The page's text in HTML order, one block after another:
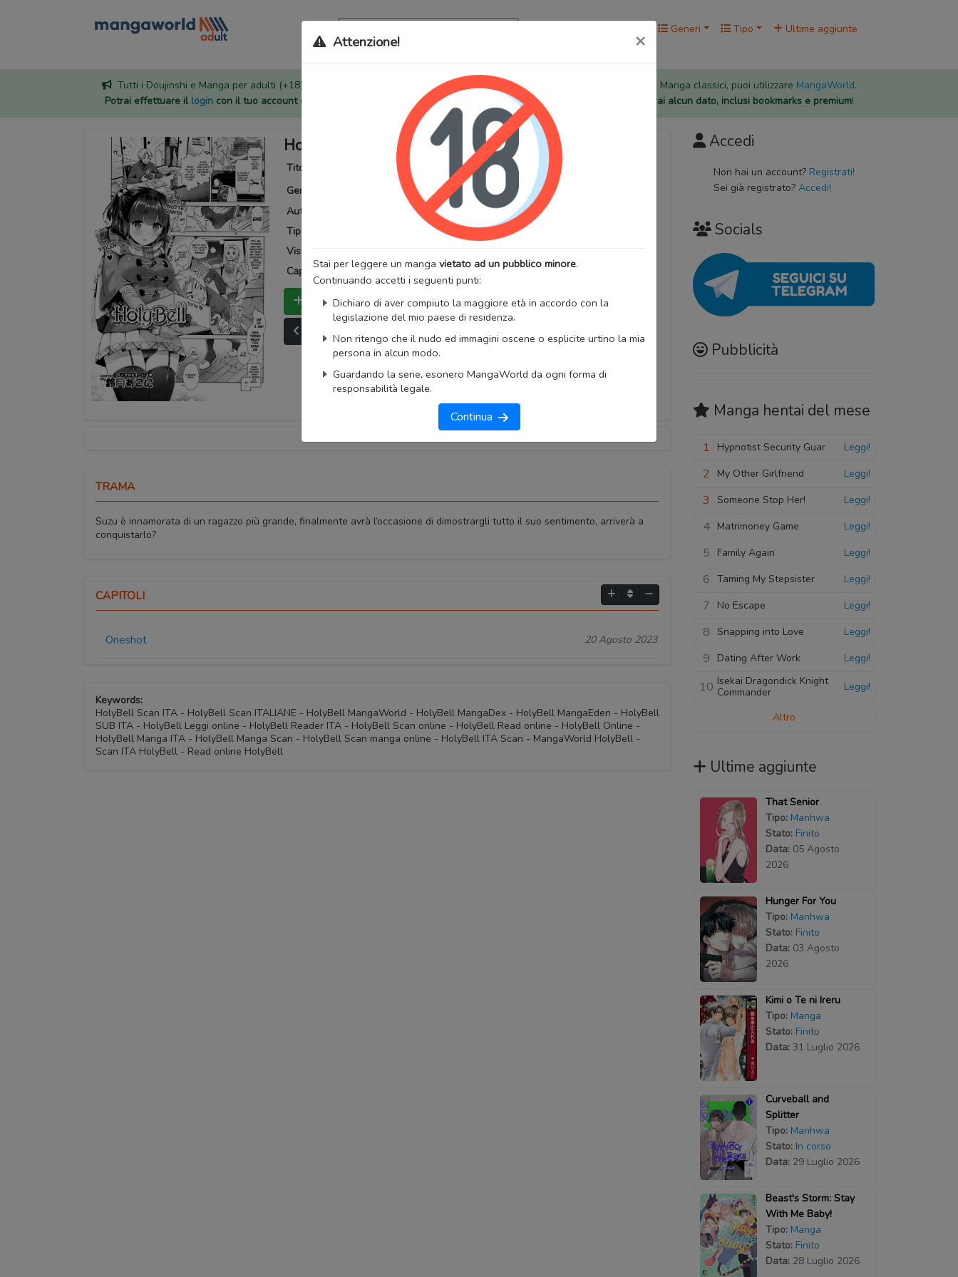
Generi Tipo Ultime aggiunte
Tutti i Doujinshi e Manga per adulti (+18) sono stati trasferiti sul nostro nuovo sito ( mangaworldadult.net ); invece, per i Manga classici, puoi utilizzare MangaWorld.
Potrai effettuare il logincon il tuo account di MangaWorld tutti i dati sono condivisitra i due siti, quindi non perderai alcun dato, inclusi bookmarks e premium!
Attenzione! ×
Stai per leggere un manga vietato ad un pubblico minore.
Continuando accetti i seguenti punti:
Dichiaro di aver compiuto la maggiore età in accordo con la
legislazione del mio paese di residenza.
Non ritengo che il nudo ed immagini oscene o esplicite urtino la mia
persona in alcun modo.
Guardando la serie, esonero MangaWorld da ogni forma di
responsabilità legale.
Continua
HolyBell
Titoli alternativi:
Holy Bell
Generi:
Autore: Artista:Suzuki Akoni
Tipo:
Stato:Finito
Visualizzazioni:
Capitoli totali: 1 Fansub:Aine Team
Bookmark Lista capitoli
Segnala problema
Ultimo capitolo
Primo capitolo
TRAMA
Suzu è innamorata di un ragazzo più grande, finalmente avrà l’occasione di dimostrargli tutto il suo sentimento, arriverà a
conquistarlo?
CAPITOLI
Oneshot 20 Agosto 2023
Keywords:
HolyBell Scan ITA - HolyBell Scan ITALIANE - HolyBell MangaWorld - HolyBell MangaDex - HolyBell MangaEden - HolyBell
SUB ITA - HolyBell Leggi online - HolyBell Reader ITA - HolyBell Scan online - HolyBell Read online - HolyBell Online -
HolyBell Manga ITA - HolyBell Manga Scan - HolyBell Scan manga online - HolyBell ITA Scan - MangaWorld HolyBell -
Scan ITA HolyBell - Read online HolyBell
Accedi
Non hai un account? Registrati!
Sei già registrato? Accedi!
Socials
Pubblicità
Manga hentai del mese
1 Hypnotist Security Guar Leggi!
2 My Other Girlfriend Leggi!
3 Someone Stop Her! Leggi!
4 Matrimoney Game Leggi!
5 Family Again Leggi!
6 Taming My Stepsister Leggi!
7 No Escape Leggi!
8 Snapping into Love Leggi!
9 Dating After Work Leggi!
10 Isekai Dragondick Knight
Commander
Leggi!
Altro
Ultime aggiunte
That Senior
Tipo: Manhwa
Stato: Finito
Data: 05 Agosto
2026
Hunger For You
Tipo: Manhwa
Stato: Finito
Data: 03 Agosto
2026
Kimi o Te ni Ireru
Tipo: Manga
Stato: Finito
Data: 31 Luglio 2026
Curveball and
Splitter
Tipo: Manhwa
Stato: In corso
Data: 29 Luglio 2026
Beast's Storm: Stay
With Me Baby!
Tipo: Manga
Stato: Finito
Data: 28 Luglio 2026